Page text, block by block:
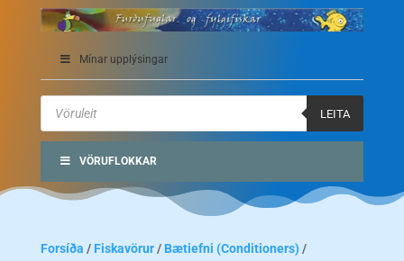
Mínar upplýsingar
Products
search
LEITA
VÖRUFLOKKAR
Forsíða / Fiskavörur/ Bætiefni (Conditioners) /